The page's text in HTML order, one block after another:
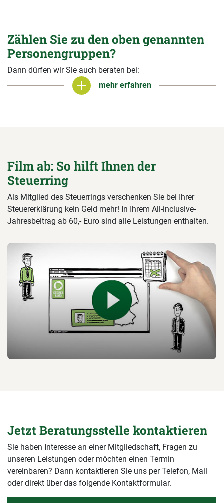
Zählen Sie zu den oben genannten
Personengruppen?
Dann dürfen wir Sie auch beraten bei:
mehr erfahren
mehr erfahren
Film ab: So hilft Ihnen der
Steuerring
Als Mitglied des Steuerrings verschenken Sie bei Ihrer
Steuererklärung kein Geld mehr! In Ihrem All-inclusive-
Jahresbeitrag ab 60,- Euro sind alle Leistungen enthalten.
Jetzt Beratungsstelle kontaktieren
Sie haben Interesse an einer Mitgliedschaft, Fragen zu
unseren Leistungen oder möchten einen Termin
vereinbaren? Dann kontaktieren Sie uns per Telefon, Mail
oder direkt über das folgende Kontaktformular.